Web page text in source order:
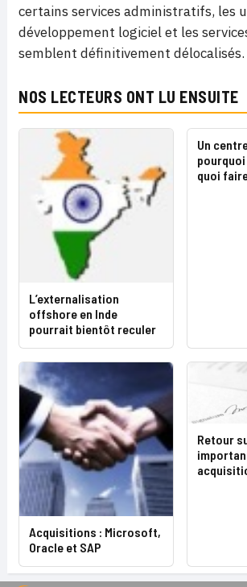
certains services administratifs, les
développement logiciel et les
semblent définitivement délocalisés.
NOS LECTEURS ONT LU ENSUITE
L’externalisation
offshore en Inde
pourrait bientôt reculer
Un
quoi
Acquisitions : Microsoft,
Oracle et SAP
Retour